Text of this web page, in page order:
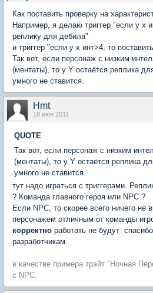
Как поставить проверку на
Например, я делаю триггер "если у x
реплику для дебила"
и триггер "если у x инт>4, то
Так вот, если персонаж с низким
(ментаты), то у Y остаётся реплика
умного не ставится.
Hmt
18 июн 2011
QUOTE
Так вот, если персонаж с низким
(ментаты), то у Y остаётся реплика
умного не ставится.
тут надо играться с триггерами.
? Команда главного героя или NPC ?
Если NPC, то скорее всего ничего не
персонажем отличным от команды
корректно работать не будут 
разработчикам.
в качестве примера трэйт "Ночная
с NPC.